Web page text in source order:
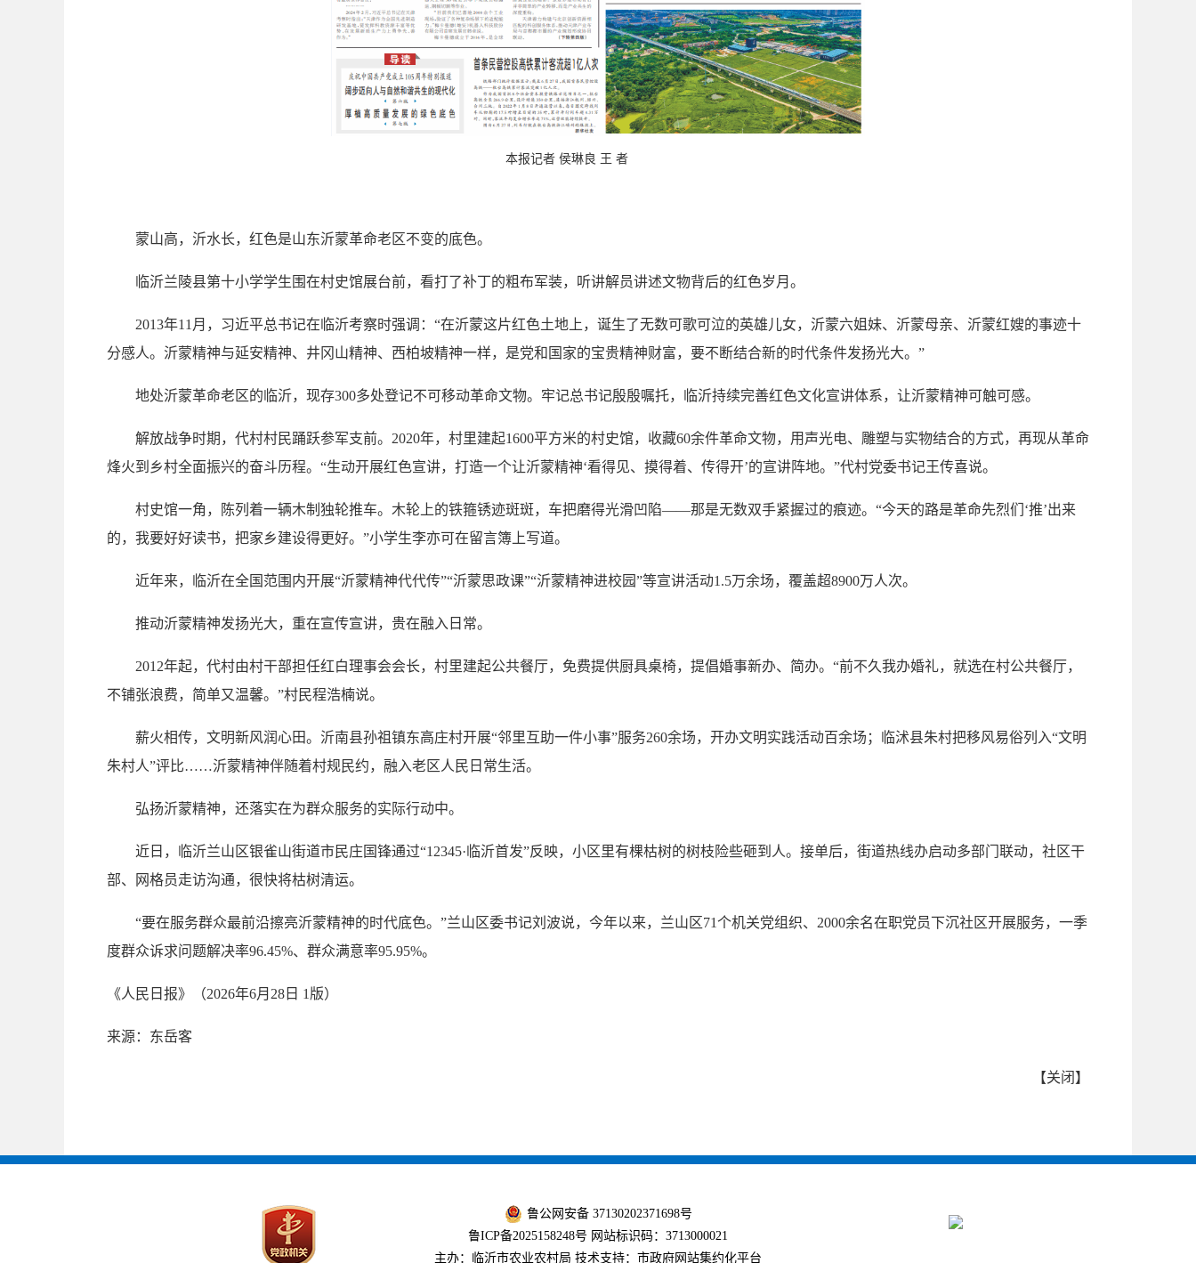
本报记者 侯琳良 王 者
蒙山高，沂水长，红色是山东沂蒙革命老区不变的底色。
临沂兰陵县第十小学学生围在村史馆展台前，看打了补丁的粗布军装，听讲解员讲述文物背后的红色岁月。
2013年11月，习近平总书记在临沂考察时强调：“在沂蒙这片红色土地上，诞生了无数可歌可泣的英雄儿女，沂蒙六姐妹、沂蒙母亲、沂蒙红嫂的事迹十
分感人。沂蒙精神与延安精神、井冈山精神、西柏坡精神一样，是党和国家的宝贵精神财富，要不断结合新的时代条件发扬光大。”
地处沂蒙革命老区的临沂，现存300多处登记不可移动革命文物。牢记总书记殷殷嘱托，临沂持续完善红色文化宣讲体系，让沂蒙精神可触可感。
解放战争时期，代村村民踊跃参军支前。2020年，村里建起1600平方米的村史馆，收藏60余件革命文物，用声光电、雕塑与实物结合的方式，再现从革命
烽火到乡村全面振兴的奋斗历程。“生动开展红色宣讲，打造一个让沂蒙精神‘看得见、摸得着、传得开’的宣讲阵地。”代村党委书记王传喜说。
村史馆一角，陈列着一辆木制独轮推车。木轮上的铁箍锈迹斑斑，车把磨得光滑凹陷——那是无数双手紧握过的痕迹。“今天的路是革命先烈们‘推’出来
的，我要好好读书，把家乡建设得更好。”小学生李亦可在留言簿上写道。
近年来，临沂在全国范围内开展“沂蒙精神代代传”“沂蒙思政课”“沂蒙精神进校园”等宣讲活动1.5万余场，覆盖超8900万人次。
推动沂蒙精神发扬光大，重在宣传宣讲，贵在融入日常。
2012年起，代村由村干部担任红白理事会会长，村里建起公共餐厅，免费提供厨具桌椅，提倡婚事新办、简办。“前不久我办婚礼，就选在村公共餐厅，
不铺张浪费，简单又温馨。”村民程浩楠说。
薪火相传，文明新风润心田。沂南县孙祖镇东高庄村开展“邻里互助一件小事”服务260余场，开办文明实践活动百余场；临沭县朱村把移风易俗列入“文明
朱村人”评比……沂蒙精神伴随着村规民约，融入老区人民日常生活。
弘扬沂蒙精神，还落实在为群众服务的实际行动中。
近日，临沂兰山区银雀山街道市民庄国锋通过“12345·临沂首发”反映，小区里有棵枯树的树枝险些砸到人。接单后，街道热线办启动多部门联动，社区干
部、网格员走访沟通，很快将枯树清运。
“要在服务群众最前沿擦亮沂蒙精神的时代底色。”兰山区委书记刘波说，今年以来，兰山区71个机关党组织、2000余名在职党员下沉社区开展服务，一季
度群众诉求问题解决率96.45%、群众满意率95.95%。
《人民日报》（2026年6月28日 1版）
来源：东岳客
【关闭 】
鲁公网安备 37130202371698号
鲁ICP备2025158248号 网站标识码：3713000021
主办：临沂市农业农村局 技术支持：市政府网站集约化平台